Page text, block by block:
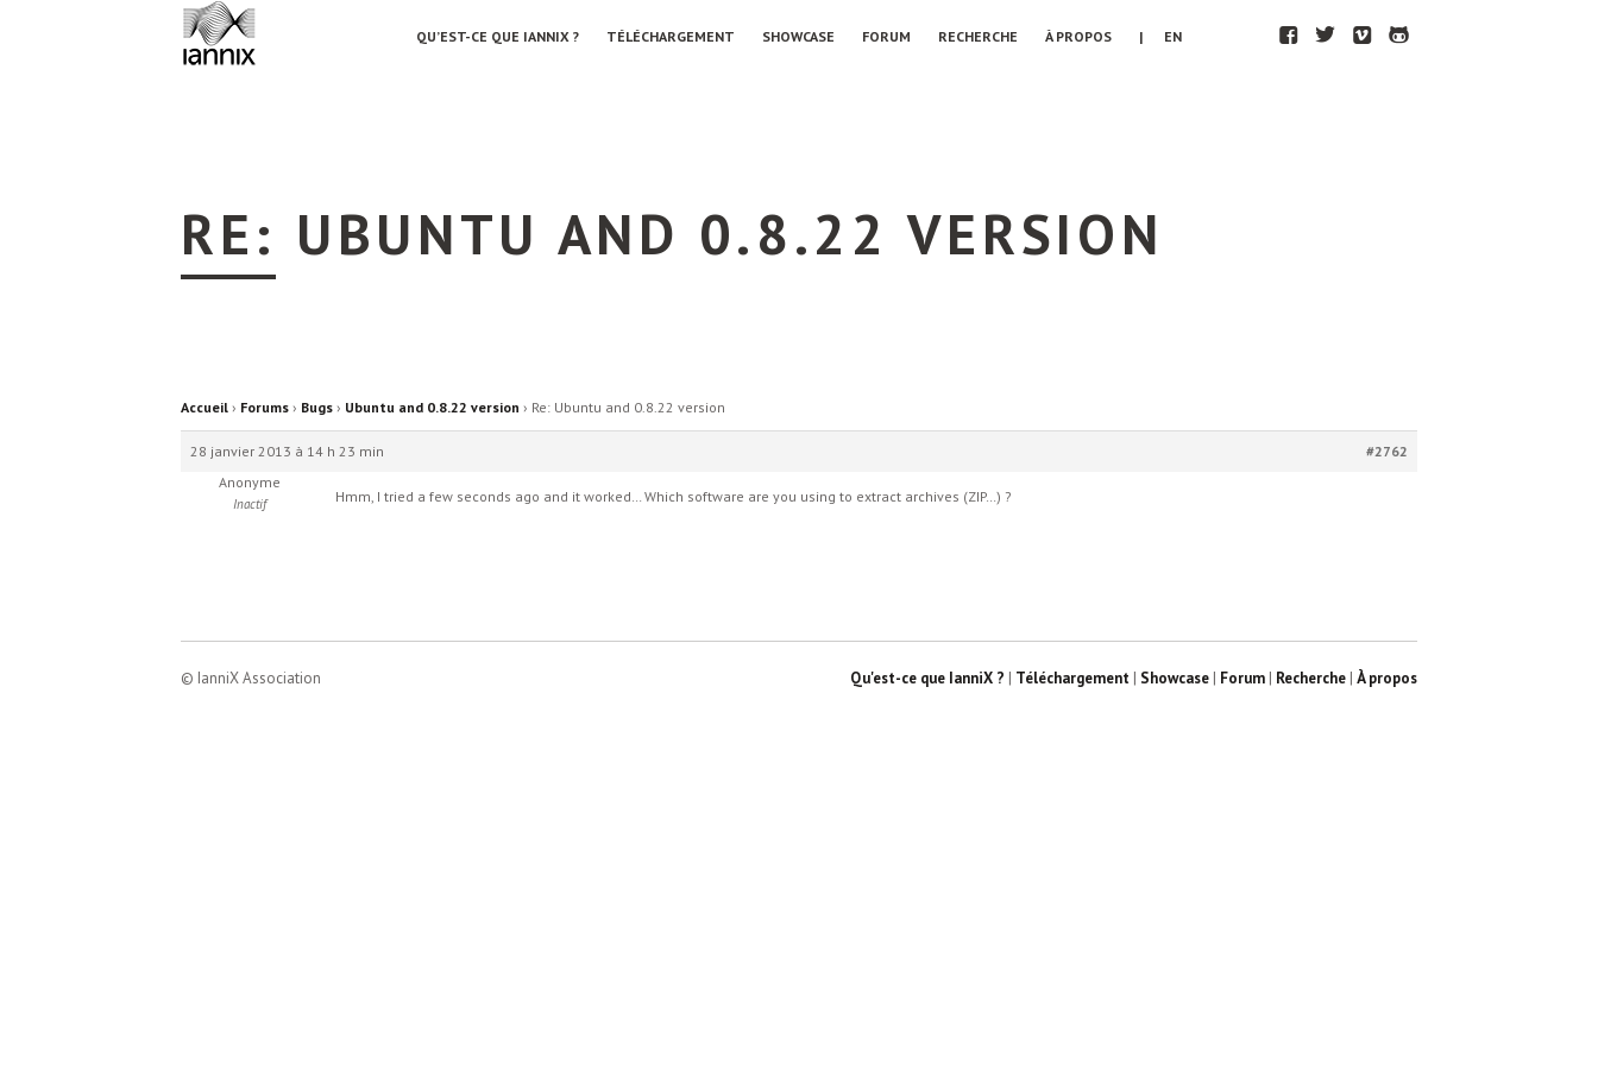
QU’EST-CE QUE IANNIX ? TÉLÉCHARGEMENT SHOWCASE FORUM RECHERCHE À PROPOS | EN F T V H
RE: UBUNTU AND 0.8.22 VERSION
Accueil › Forums › Bugs › Ubuntu and 0.8.22 version › Re: Ubuntu and 0.8.22 version
28 janvier 2013 à 14 h 23 min
#2762
Anonyme
Inactif Hmm, I tried a few seconds ago and it worked… Which software are you using to extract archives (ZIP…) ?
© IanniX Association Qu'est-ce que IanniX ? | Téléchargement | Showcase | Forum | Recherche | À propos